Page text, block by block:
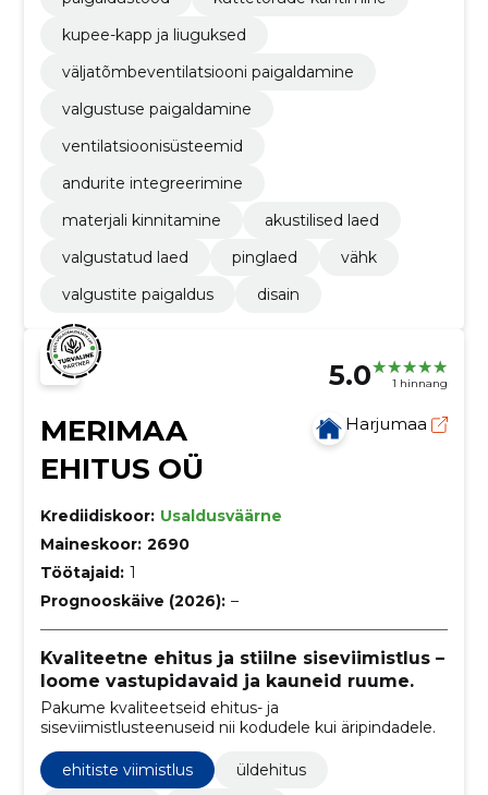
kupee-kapp ja liuguksed
väljatõmbeventilatsiooni paigaldamine
valgustuse paigaldamine
ventilatsioonisüsteemid
andurite integreerimine
materjali kinnitamine
akustilised laed
valgustatud laed
pinglaed
vähk
valgustite paigaldus
disain
5.0 1 hinnang
MERIMAA
EHITUS OÜ
Harjumaa
Krediidiskoor: Usaldusväärne
Maineskoor: 2690
Töötajaid: 1
Prognooskäive (2026): –
Kvaliteetne ehitus ja stiilne siseviimistlus –
loome vastupidavaid ja kauneid ruume.
Pakume kvaliteetseid ehitus- ja
siseviimistlusteenuseid nii kodudele kui äripindadele.
ehitiste viimistlus
üldehitus